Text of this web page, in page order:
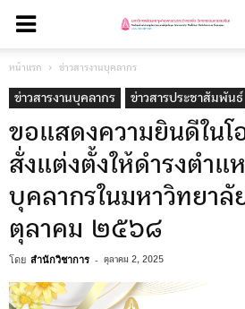
หน้าแรก ข่าวสารงานบุคลากร
ข่าวสารงานบุคลากร ข่าวสารประชาสัมพันธ์
ขอแสดงความยินดีในโ
สั่งแต่งตั้งให้ดำรงตำแ
บุคลากรในมหาวิทยา
ตุลาคม ๒๕๖๘
โดย สำนักวิชาการ - ตุลาคม 2, 2025